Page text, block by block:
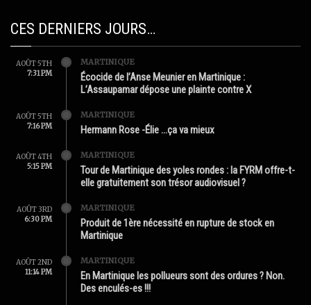
CES DERNIERS JOURS…
AOÛT 5TH
7:31 PM
MARTINIQUE
Écocide de l’Anse Meunier en Martinique :
L’Assaupamar dépose une plainte contre X
AOÛT 5TH
7:16 PM
MARTINIQUE
Hermann Rose -Élie …ça va mieux
AOÛT 4TH
5:15 PM
MARTINIQUE
Tour de Martinique des yoles rondes : la FYRM offre-t-
elle gratuitement son trésor audiovisuel ?
AOÛT 3RD
6:30 PM
MARTINIQUE
Produit de 1ère nécessité en rupture de stock en
Martinique
AOÛT 2ND
11:14 PM
MARTINIQUE
En Martinique les pollueurs sont des ordures ? Non.
Des enculés-es !!!